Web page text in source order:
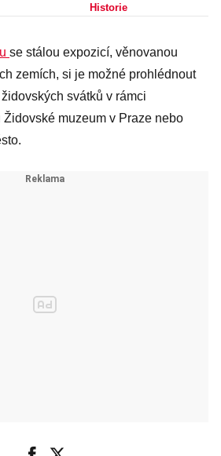
k smíchu:
koncentráku, ve
vězení i na
útěku
Historie
se stálou expozicí, věnovanou
zemích, si je možné prohlédnout
svátků v rámci
muzeum v Praze nebo